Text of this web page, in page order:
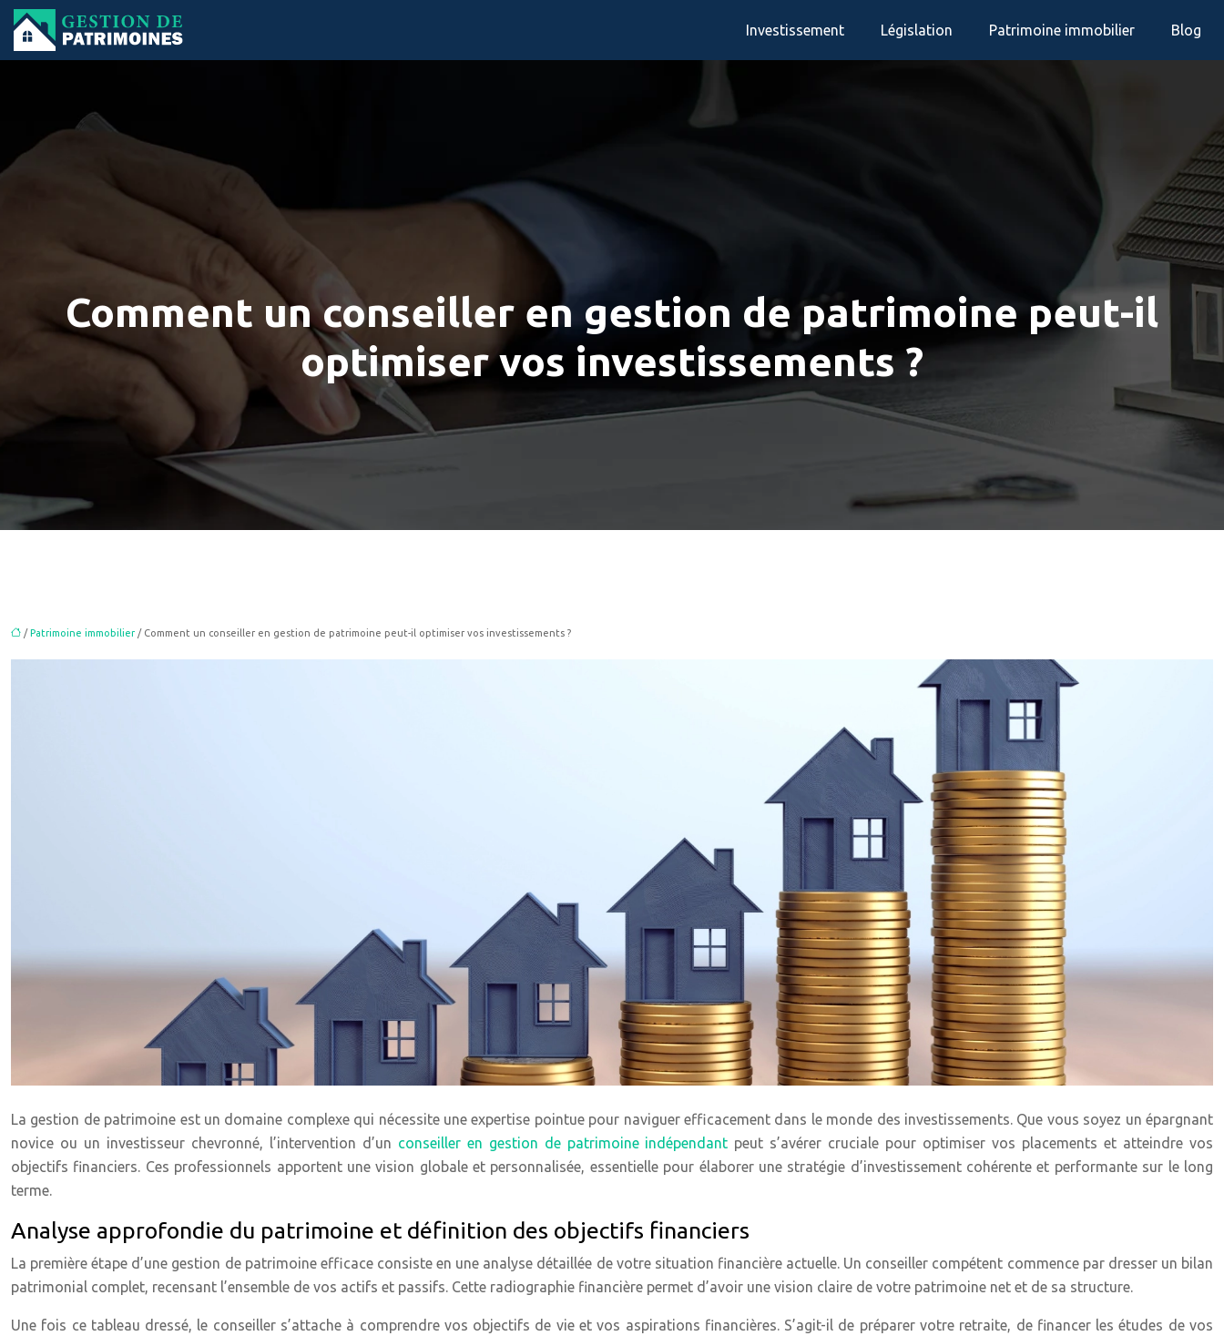
Investissement Législation Patrimoine immobilier Blog
Comment un conseiller en gestion de patrimoine peut-il
optimiser vos investissements ?
/Patrimoine immobilier / Comment un conseiller en gestion de patrimoine peut-il optimiser vos investissements ?
La gestion de patrimoine est un domaine complexe qui nécessite une expertise pointue pour naviguer efficacement dans le monde des investissements. Que vous soyez un épargnant
novice ou un investisseur chevronné, l’intervention d’un conseiller en gestion de patrimoine indépendant peut s’avérer cruciale pour optimiser vos placements et atteindre vos
objectifs financiers. Ces professionnels apportent une vision globale et personnalisée, essentielle pour élaborer une stratégie d’investissement cohérente et performante sur le long
terme.
Analyse approfondie du patrimoine et définition des objectifs financiers
La première étape d’une gestion de patrimoine efficace consiste en une analyse détaillée de votre situation financière actuelle. Un conseiller compétent commence par dresser un bilan
patrimonial complet, recensant l’ensemble de vos actifs et passifs. Cette radiographie financière permet d’avoir une vision claire de votre patrimoine net et de sa structure.
Une fois ce tableau dressé, le conseiller s’attache à comprendre vos objectifs de vie et vos aspirations financières. S’agit-il de préparer votre retraite, de financer les études de vos